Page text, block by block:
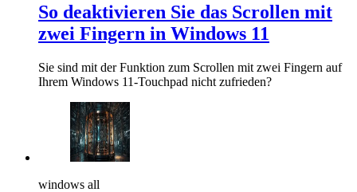
So deaktivieren Sie das Scrollen mit
zwei Fingern in Windows 11
Sie sind mit der Funktion zum Scrollen mit zwei Fingern auf
Ihrem Windows 11-Touchpad nicht zufrieden?
windows all